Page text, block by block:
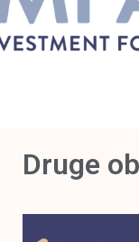
Druge